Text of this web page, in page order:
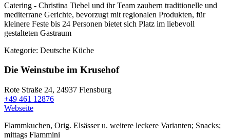
Catering - Christina Tiebel und ihr Team zaubern traditionelle und
mediterrane Gerichte, bevorzugt mit regionalen Produkten, für
kleinere Feste bis 24 Personen bietet sich Platz im liebevoll
gestalteten Gastraum
Kategorie: Deutsche Küche
Die Weinstube im Krusehof
Rote Straße 24, 24937 Flensburg
+49 461 12876
Webseite
Flammkuchen, Orig. Elsässer u. weitere leckere Varianten; Snacks;
mittags Flammini